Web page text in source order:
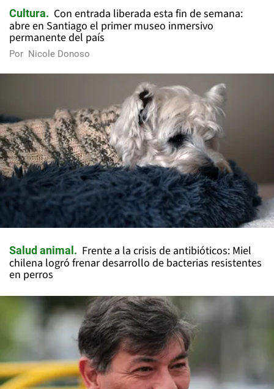
Cultura
Con entrada liberada esta fin de semana:
abre en Santiago el primer museo inmersivo
permanente del país
Por Nicole Donoso
Salud animal
Frente a la crisis de antibióticos: Miel
chilena logró frenar desarrollo de bacterias resistentes
en perros